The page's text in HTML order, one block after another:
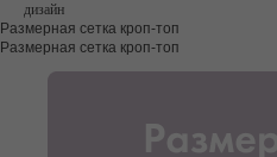
дизайн
Размерная сетка кроп-топ
Размерная сетка кроп-топ